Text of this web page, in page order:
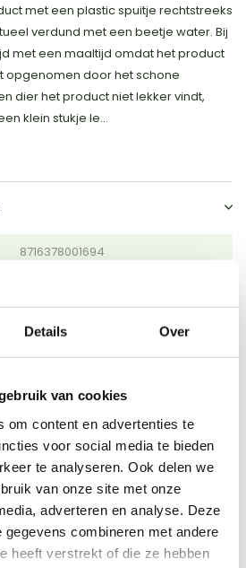
Details Over
van cookies
om content en advertenties te
voor social media te bieden
te analyseren. Ook delen we
van onze site met onze
adverteren en analyse. Deze
gegevens combineren met andere
heeft verstrekt of die ze hebben
met een plastic spuitje rechtstreeks
verdund met een beetje water. Bij
met een maaltijd omdat het product
opgenomen door het schone
dier het product niet lekker vindt,
klein stukje le...
8716378001694
in the following variants: